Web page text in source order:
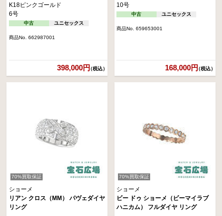
K18ピンクゴールド
6号
中古 ユニセックス
商品No. 662987001
398,000円（税込）
10号
中古 ユニセックス
商品No. 659653001
168,000円（税込）
70%買取保証
ショーメ
リアン クロス（MM） パヴェダイヤ
リング
70%買取保証
ショーメ
ビー ドゥ ショーメ（ビーマイラブ
ハニカム） フルダイヤ リング